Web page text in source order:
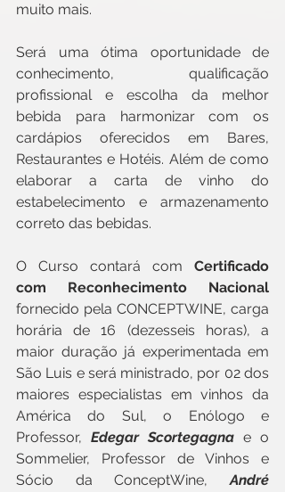
muito mais.
Será uma ótima oportunidade de
conhecimento, qualificação
profissional e escolha da melhor
bebida para harmonizar com os
cardápios oferecidos em Bares,
Restaurantes e Hotéis. Além de como
elaborar a carta de vinho do
estabelecimento e armazenamento
correto das bebidas.
O Curso contará com Certificado
com Reconhecimento Nacional
fornecido pela CONCEPTWINE, carga
horária de 16 (dezesseis horas), a
maior duração já experimentada em
São Luis e será ministrado, por 02 dos
maiores especialistas em vinhos da
América do Sul, o Enólogo e
Professor, Edegar Scortegagna e o
Sommelier, Professor de Vinhos e
Sócio da ConceptWine, André